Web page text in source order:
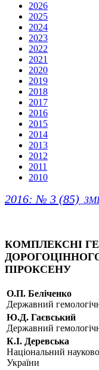
2026
2025
2024
2023
2022
2021
2020
2019
2018
2017
2016
2015
2014
2013
2012
2011
2010
2016: № 3 (85)
КОМПЛЕКСНІ
ПІРОКСЕНУ
О.П. Беліченко
Державний
Ю.Д. Гаєвський
Державний
К.І. Деревська
Національний
України